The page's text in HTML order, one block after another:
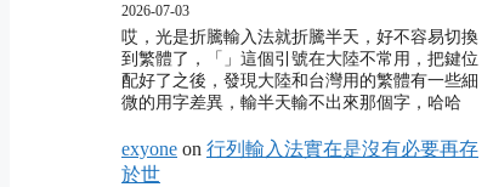
2026-07-03
哎，光是折騰輸入法就折騰半天，好不容易切換
到繁體了，「」這個引號在大陸不常用，把鍵位
配好了之後，發現大陸和台灣用的繁體有一些細
微的用字差異，輸半天輸不出來那個字，哈哈
exyone on 行列輸入法實在是沒有必要再存
於世